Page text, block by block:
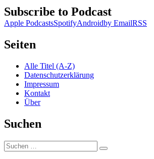
Subscribe to Podcast
Apple PodcastsSpotifyAndroidby EmailRSS
Seiten
Alle Titel (A-Z)
Datenschutzerklärung
Impressum
Kontakt
Über
Suchen
Suchen
nach:
Suchen